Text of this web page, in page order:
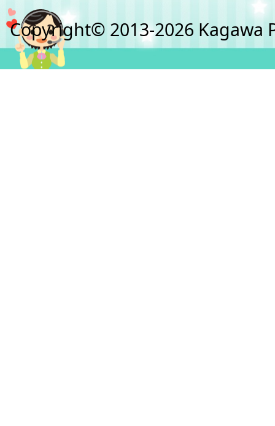
Copyright© 2013-2026 Kagawa